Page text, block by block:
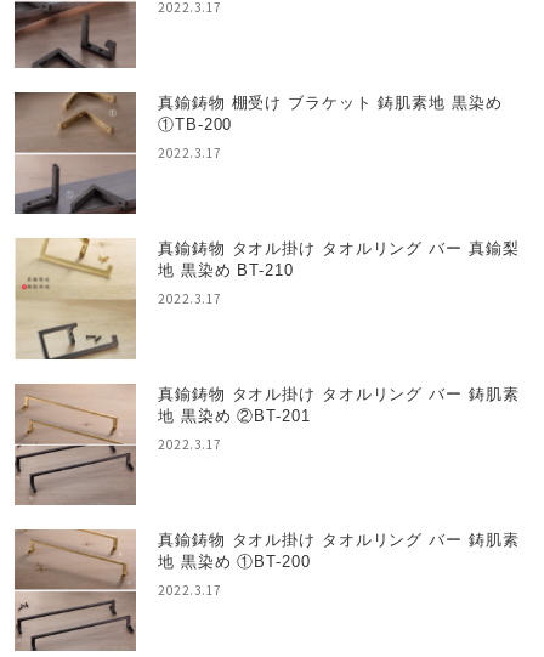
2022.3.17
真鍮鋳物 棚受け ブラケット 鋳肌素地 黒染め
①TB-200
2022.3.17
真鍮鋳物 タオル掛け タオルリング バー 真鍮梨
地 黒染め BT-210
2022.3.17
真鍮鋳物 タオル掛け タオルリング バー 鋳肌素
地 黒染め ②BT-201
2022.3.17
真鍮鋳物 タオル掛け タオルリング バー 鋳肌素
地 黒染め ①BT-200
2022.3.17